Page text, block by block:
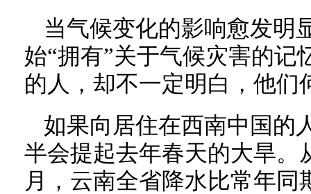
当气候变化的影响愈发明
始“拥有”关于气候灾害的记
的人，却不一定明白，他们
如果向居住在西南中国的
半会提起去年春天的大旱。
月，云南全省降水比常年同